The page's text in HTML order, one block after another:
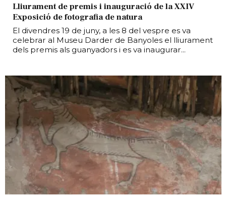
Lliurament de premis i inauguració de la XXIV
Exposició de fotografia de natura
El divendres 19 de juny, a les 8 del vespre es va
celebrar al Museu Darder de Banyoles el lliurament
dels premis als guanyadors i es va inaugurar...